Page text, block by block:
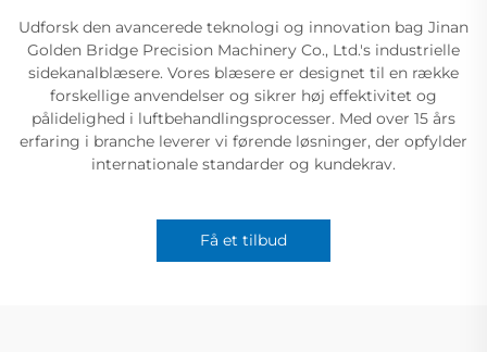
Udforsk den avancerede teknologi og innovation bag Jinan
Golden Bridge Precision Machinery Co., Ltd.'s industrielle
sidekanalblæsere. Vores blæsere er designet til en række
forskellige anvendelser og sikrer høj effektivitet og
pålidelighed i luftbehandlingsprocesser. Med over 15 års
erfaring i branche leverer vi førende løsninger, der opfylder
internationale standarder og kundekrav.
Få et tilbud